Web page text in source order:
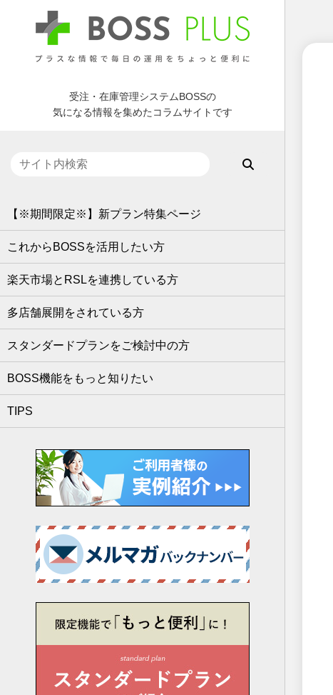
受注・在庫管理システムBOSSの
気になる情報を集めたコラムサイトです
【※期間限定※】新プラン特集ページ
これからBOSSを活用したい方
楽天市場とRSLを連携している方
多店舗展開をされている方
スタンダードプランをご検討中の方
BOSS機能をもっと知りたい
TIPS